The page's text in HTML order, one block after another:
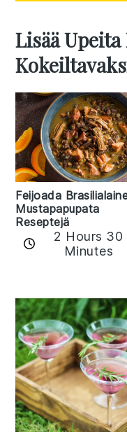
Lisää Upeita
Feijoada
Mustapapupata
Reseptejä
2 Hours 30
Minutes